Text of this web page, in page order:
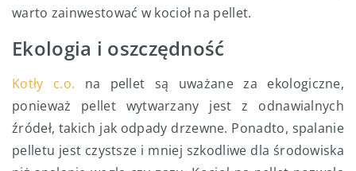
warto zainwestować w kocioł na pellet.
Ekologia i oszczędność
Kotły c.o. na pellet są uważane za ekologiczne,
ponieważ pellet wytwarzany jest z odnawialnych
źródeł, takich jak odpady drzewne. Ponadto, spalanie
pelletu jest czystsze i mniej szkodliwe dla środowiska